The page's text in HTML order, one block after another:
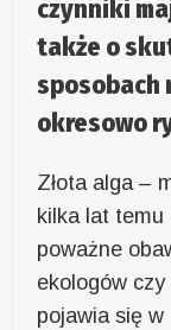
czynniki
także o
sposobach
okresowo
Złota alga –
kilka lat temu
poważne
ekologów
pojawia się